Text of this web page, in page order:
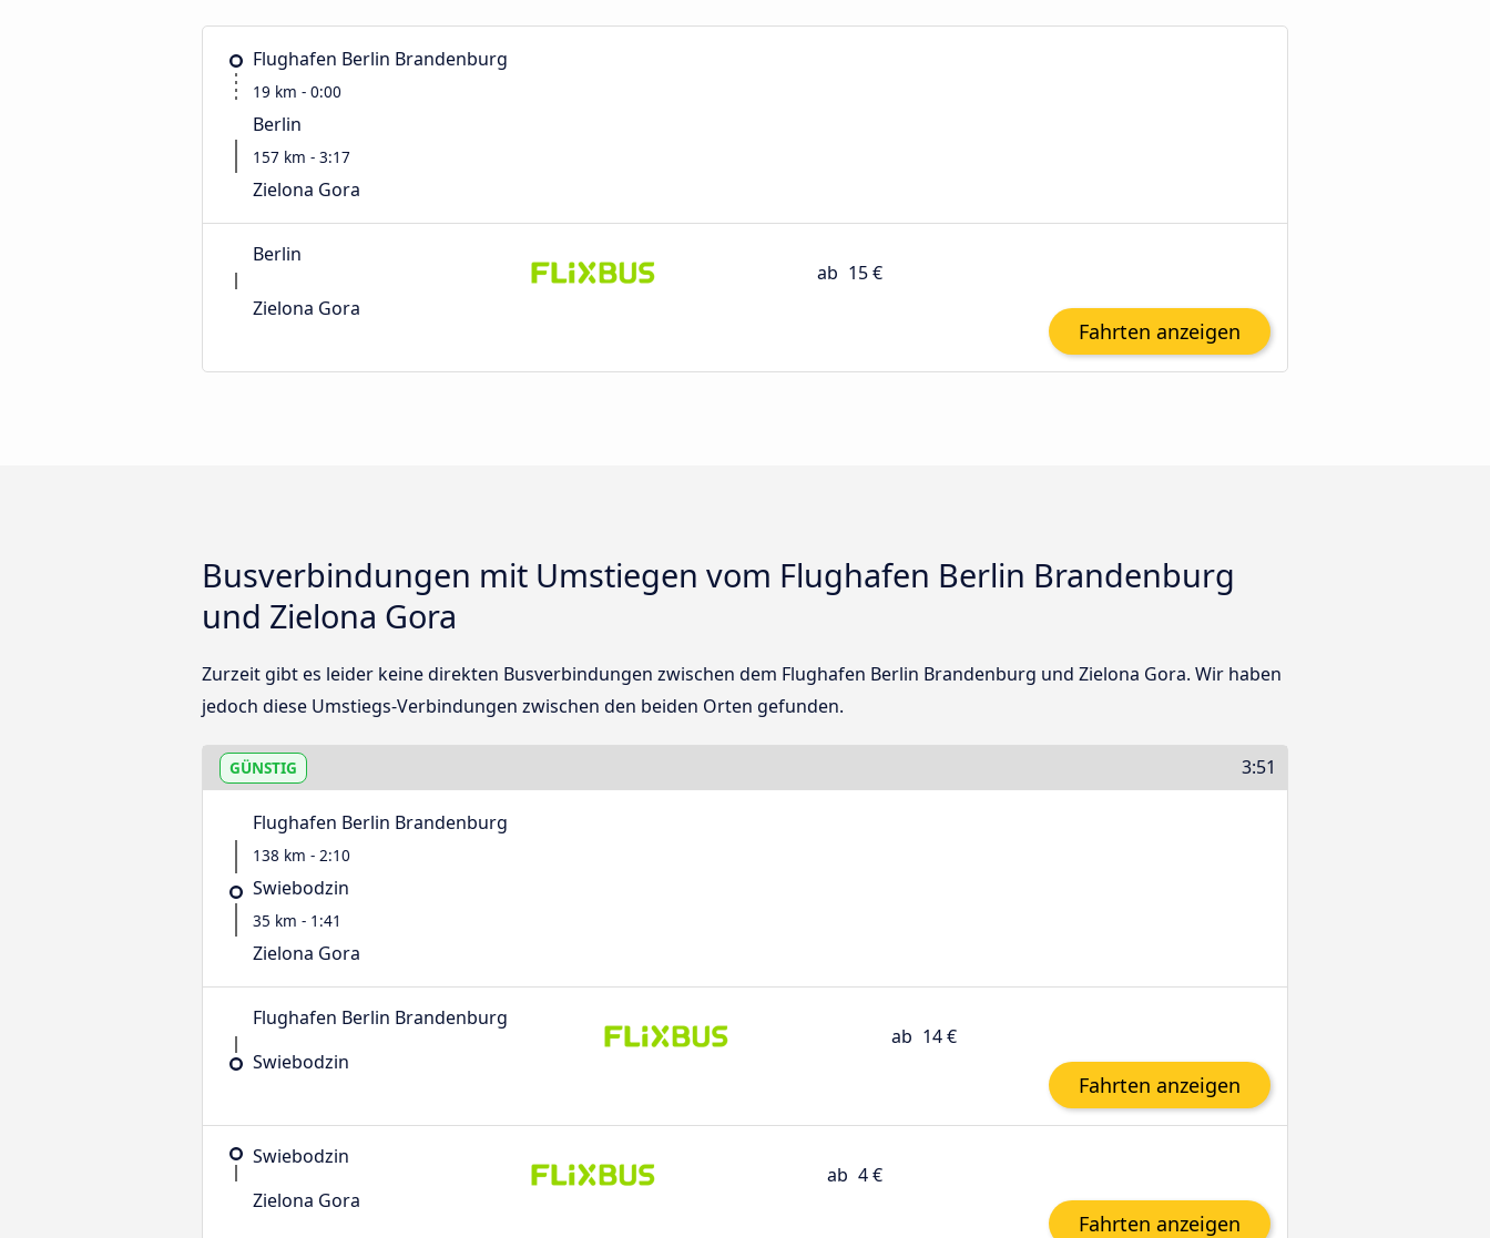
Flughafen Berlin Brandenburg
19 km - 0:00
Berlin
157 km - 3:17
Zielona Gora
Berlin
Zielona Gora
ab 15 €
Fahrten anzeigen
Busverbindungen mit Umstiegen vom Flughafen Berlin Brandenburg
und Zielona Gora
Zurzeit gibt es leider keine direkten Busverbindungen zwischen dem Flughafen Berlin Brandenburg und Zielona Gora. Wir haben
jedoch diese Umstiegs-Verbindungen zwischen den beiden Orten gefunden.
GÜNSTIG 3:51
Flughafen Berlin Brandenburg
138 km - 2:10
Swiebodzin
35 km - 1:41
Zielona Gora
Flughafen Berlin Brandenburg
Swiebodzin
ab 14 €
Fahrten anzeigen
Swiebodzin
Zielona Gora
ab 4 €
Fahrten anzeigen